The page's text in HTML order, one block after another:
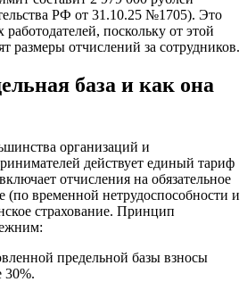
РФ от 31.10.25 №1705). Это
работодателей, поскольку от этой
размеры отчислений за сотрудников.
база и как она
организаций и
действует единый тариф
отчисления на обязательное
(по временной нетрудоспособности и
страхование. Принцип
предельной базы взносы
30%.